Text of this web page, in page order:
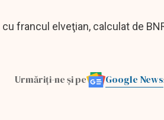
francul elveţian, calculat de
Urmăriți-ne și pe Google News